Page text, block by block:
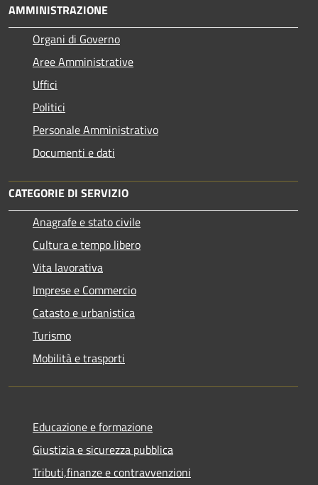
AMMINISTRAZIONE
Organi di Governo
Aree Amministrative
Uffici
Politici
Personale Amministrativo
Documenti e dati
CATEGORIE DI SERVIZIO
Anagrafe e stato civile
Cultura e tempo libero
Vita lavorativa
Imprese e Commercio
Catasto e urbanistica
Turismo
Mobilità e trasporti
Educazione e formazione
Giustizia e sicurezza pubblica
Tributi,finanze e contravvenzioni